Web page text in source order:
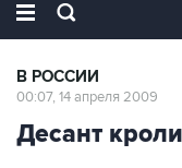
В РОССИИ
00:07, 14 апреля 2009
Десант